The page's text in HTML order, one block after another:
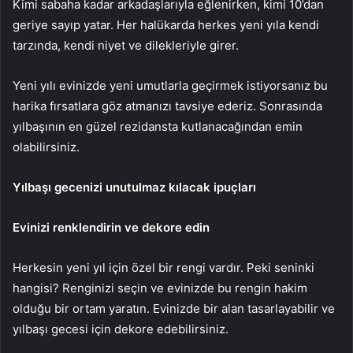
Kimi sabaha kadar arkadaşlarıyla eğlenirken, kimi 10’dan
geriye sayıp yatar. Her halükarda herkes yeni yıla kendi
tarzında, kendi niyet ve dilekleriyle girer.
Yeni yılı evinizde yeni umutlarla geçirmek istiyorsanız bu
harika fırsatlara göz atmanızı tavsiye ederiz. Sonrasında
yılbaşının en güzel rezidansta kutlanacağından emin
olabilirsiniz.
Yılbaşı gecenizi unutulmaz kılacak ipuçları
Evinizi renklendirin ve dekore edin
Herkesin yeni yıl için özel bir rengi vardır. Peki seninki
hangisi? Renginizi seçin ve evinizde bu rengin hakim
olduğu bir ortam yaratın. Evinizde bir alan tasarlayabilir ve
yılbaşı gecesi için dekore edebilirsiniz.